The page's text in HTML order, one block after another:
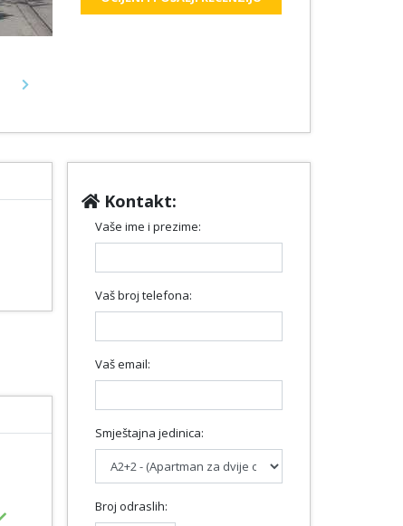
Next
Kontakt:
Vaše ime i prezime:
Vaš broj telefona:
Vaš email:
Smještajna jedinica:
Broj odraslih: